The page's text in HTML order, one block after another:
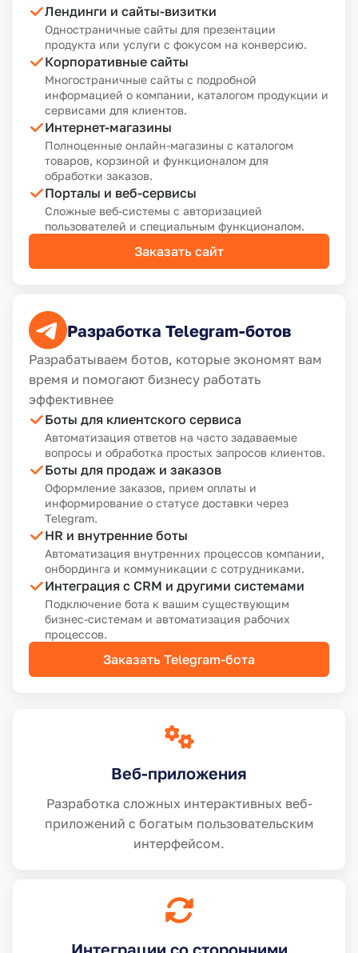
Лендинги и сайты-визитки
Одностраничные сайты для презентации
продукта или услуги с фокусом на конверсию.
Корпоративные сайты
Многостраничные сайты с подробной
информацией о компании, каталогом продукции и
сервисами для клиентов.
Интернет-магазины
Полноценные онлайн-магазины с каталогом
товаров, корзиной и функционалом для
обработки заказов.
Порталы и веб-сервисы
Сложные веб-системы с авторизацией
пользователей и специальным функционалом.
Заказать сайт
Разработка Telegram-ботов
Разрабатываем ботов, которые экономят вам
время и помогают бизнесу работать
эффективнее
Боты для клиентского сервиса
Автоматизация ответов на часто задаваемые
вопросы и обработка простых запросов клиентов.
Боты для продаж и заказов
Оформление заказов, прием оплаты и
информирование о статусе доставки через
Telegram.
HR и внутренние боты
Автоматизация внутренних процессов компании,
онбординга и коммуникации с сотрудниками.
Интеграция с CRM и другими системами
Подключение бота к вашим существующим
бизнес-системам и автоматизация рабочих
процессов.
Заказать Telegram-бота
Веб-приложения
Разработка сложных интерактивных веб-
приложений с богатым пользовательским
интерфейсом.
Интеграции со сторонними